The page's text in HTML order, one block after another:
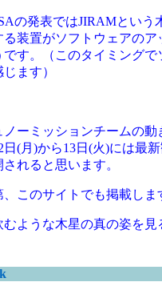
の発表ではJIRAMという
装置がソフトウェアのア
す。（このタイミングで
ます）
ノーミッションチームの動
日(月)から13日(火)には最
れると思います。
このサイトでも掲載しま
むような木星の真の姿を見